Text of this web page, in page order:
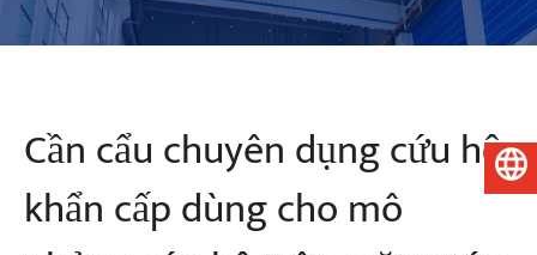
Cần cẩu chuyên dụng cứu hộ
khẩn cấp dùng cho mô
Tiếng Việt